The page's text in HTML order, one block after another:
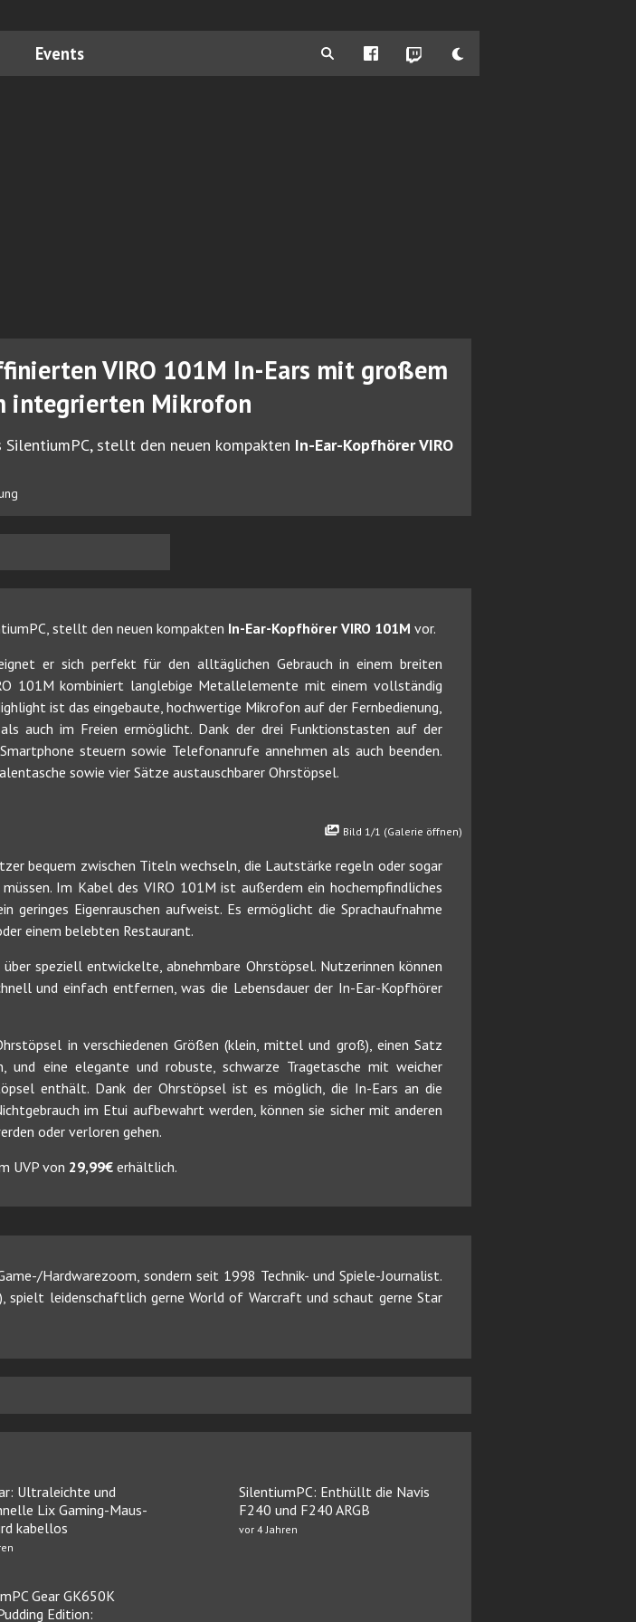
Events
VIRO 101M In-Ears mit großem
integrierten Mikrofon
stellt den neuen kompakten In-Ear-Kopfhörer VIRO
stellt den neuen kompakten In-Ear-Kopfhörer VIRO 101M vor.
er sich perfekt für den alltäglichen Gebrauch in einem breiten
101M kombiniert langlebige Metallelemente mit einem vollständig
ist das eingebaute, hochwertige Mikrofon auf der Fernbedienung,
auch im Freien ermöglicht. Dank der drei Funktionstasten auf der
steuern sowie Telefonanrufe annehmen als auch beenden.
sowie vier Sätze austauschbarer Ohrstöpsel.
Bild 1/1 (Galerie öffnen)
bequem zwischen Titeln wechseln, die Lautstärke regeln oder sogar
Im Kabel des VIRO 101M ist außerdem ein hochempfindliches
Eigenrauschen aufweist. Es ermöglicht die Sprachaufnahme
einem belebten Restaurant.
speziell entwickelte, abnehmbare Ohrstöpsel. Nutzerinnen können
und einfach entfernen, was die Lebensdauer der In-Ear-Kopfhörer
in verschiedenen Größen (klein, mittel und groß), einen Satz
und eine elegante und robuste, schwarze Tragetasche mit weicher
enthält. Dank der Ohrstöpsel ist es möglich, die In-Ears an die
im Etui aufbewahrt werden, können sie sicher mit anderen
oder verloren gehen.
UVP von 29,99€ erhältlich.
Hardwarezoom, sondern seit 1998 Technik- und Spiele-Journalist.
spielt leidenschaftlich gerne World of Warcraft und schaut gerne Star
Ultraleichte und
Lix Gaming-Maus-
kabellos
SilentiumPC: Enthüllt die Navis
F240 und F240 ARGB
vor 4 Jahren
Gear GK650K
Edition: